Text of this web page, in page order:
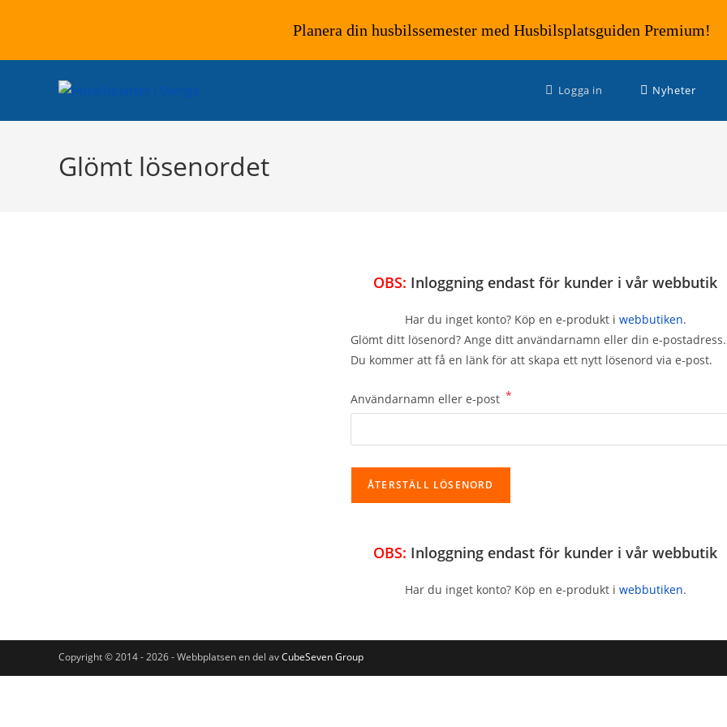
Logga in Nyheter
Glömt lösenordet
OBS: Inloggning endast för kunder i vår webbutik
Har du inget konto? Köp en e-produkt i webbutiken.
Glömt ditt lösenord? Ange ditt användarnamn eller din e-postadress.
Du kommer att få en länk för att skapa ett nytt lösenord via e-post.
Användarnamn eller e-post *
ÅTERSTÄLL LÖSENORD
OBS: Inloggning endast för kunder i vår webbutik
Har du inget konto? Köp en e-produkt i webbutiken.
Copyright © 2014 - 2026 - Webbplatsen en del avCubeSeven Group
Planera din husbilssemester med Husbilsplatsguiden Premium!